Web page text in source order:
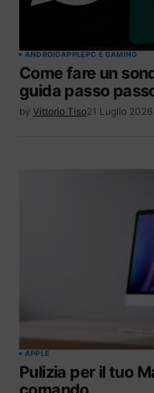
ANDROIDAPPLEPC E GAMING
Come fare un
guida passo
by Vittorio Tiso21 Luglio 2026
APPLE
Pulizia per il tuo